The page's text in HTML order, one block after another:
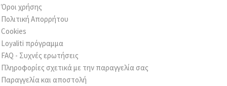
Ρυθμίσεις
Όροι χρήσης
Πολιτική Απορρήτου
Cookies
Loyaliti πρόγραμμα
FAQ - Συχνές ερωτήσεις
Πληροφορίες σχετικά με την παραγγελία σας
Παραγγελία και αποστολή